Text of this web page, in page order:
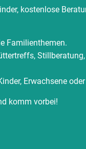
kostenlose
Familienthemen.
Erwachsene
komm vorbei!